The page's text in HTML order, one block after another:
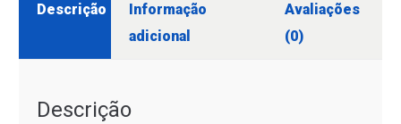
Descrição
Informação
adicional
Avaliações
(0)
Descrição